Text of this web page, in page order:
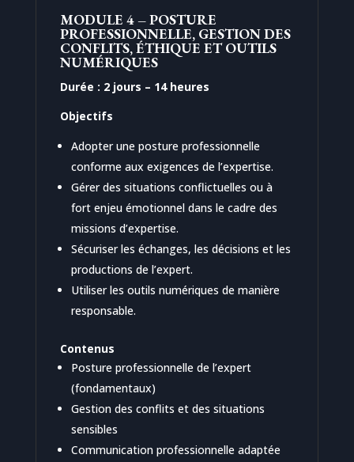
MODULE 4 – POSTURE
PROFESSIONNELLE, GESTION DES
CONFLITS, ÉTHIQUE ET OUTILS
NUMÉRIQUES
Durée : 2 jours – 14 heures
Objectifs
Adopter une posture professionnelle
conforme aux exigences de l’expertise.
Gérer des situations conflictuelles ou à
fort enjeu émotionnel dans le cadre des
missions d’expertise.
Sécuriser les échanges, les décisions et les
productions de l’expert.
Utiliser les outils numériques de manière
responsable.
Contenus
Posture professionnelle de l’expert
(fondamentaux)
Gestion des conflits et des situations
sensibles
Communication professionnelle adaptée